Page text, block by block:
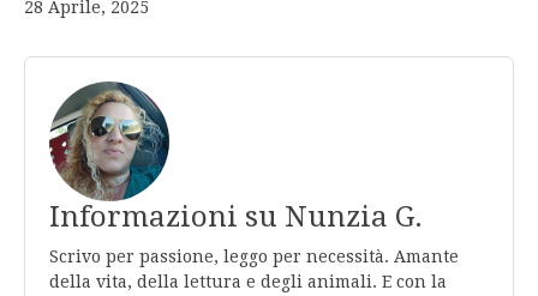
28 Aprile, 2025
Informazioni su Nunzia G.
Scrivo per passione, leggo per necessità. Amante
della vita, della lettura e degli animali. E con la